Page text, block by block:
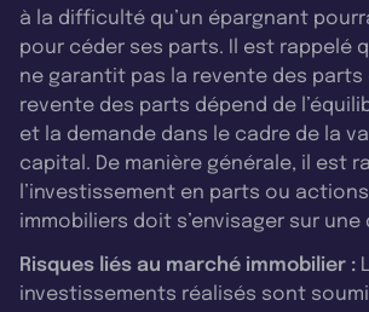
à la difficulté qu’un épargnant
pour céder ses parts. Il est rappelé
ne garantit pas la revente des parts
revente des parts dépend de
et la demande dans le cadre de la
capital. De manière générale, il est
l’investissement en parts ou
immobiliers doit s’envisager sur une
Risques liés au marché immobilier :
investissements réalisés sont